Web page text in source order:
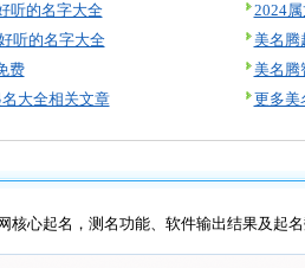
听的名字大全
听的名字大全
费
大全相关文章
2024
更多美
核心起名，测名功能、软件输出结果及起